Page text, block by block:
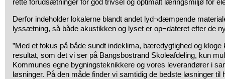
rette forudsætninger for god trivsel og optimalt læringsmiljø for
Derfor indeholder lokalerne blandt andet lyd¬dæmpende
lyssætning, så både akustikken og lyset er op¬dateret efter de
”Med et fokus på både sundt indeklima, bæredygtighed og kloge
resultat, som det vi ser på Bangsbostrand Skoleafdeling, kun
Kommunes egne bygningsteknikkere og vores leverandører i
løsninger. På den måde finder vi samtidig de bedste løsninger